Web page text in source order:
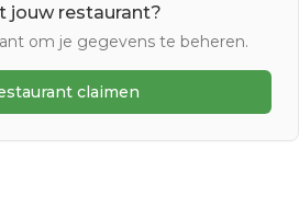
jouw restaurant?
om je gegevens te beheren.
claimen